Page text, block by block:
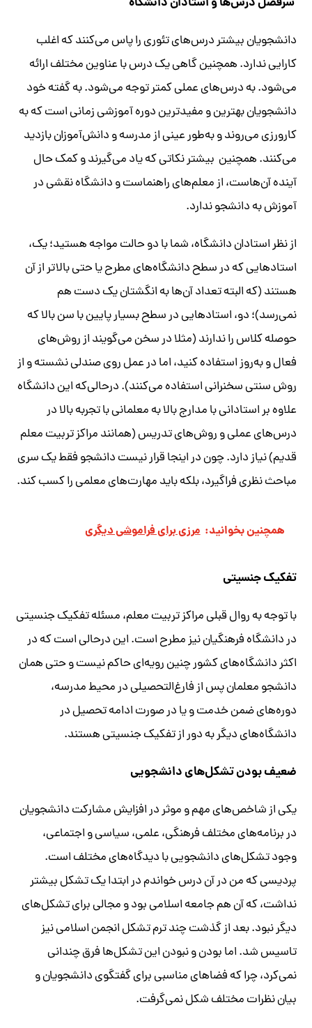
دانشجویان بیشتر درس‌های تئوری را پاس می‌کنند که اغلب
کارایی ندارد. همچنین گاهی یک درس با عناوین مختلف ارائه
می‌شود. به درس‌های عملی کمتر توجه می‌شود.‌ به گفته خود
دانشجویان بهترین و مفیدترین دوره آموزشی زمانی است که به
کارورزی می‌روند و به‌طور عینی از مدرسه و دانش‌آموزان بازدید
می‌کنند. همچنین بیشتر نکاتی که یاد می‌گیرند و کمک حال
آینده آن‌هاست، از معلم‌های راهنماست و دانشگاه نقشی در
آموزش به دانشجو ندارد.
از نظر استادان دانشگاه، شما با دو حالت مواجه هستید؛ یک،
استادهایی که در سطح دانشگاه‌های مطرح یا حتی بالاتر از آن
هستند (که البته تعداد آن‌ها به انگشتان یک دست هم
نمی‌رسد)؛ دو، استادهایی در سطح بسیار پایین با سن بالا که
حوصله کلاس را ندارند (مثلا در سخن می‌گویند از روش‌های
فعال و به‌روز استفاده کنید، اما در عمل روی صندلی نشسته و از
روش سنتی سخنرانی استفاده می‌کنند). درحالی‌که این دانشگاه
علاوه بر استادانی با مدارج بالا به معلمانی با تجربه بالا در
درس‌های عملی و روش‌های تدریس (همانند مراکز تربیت معلم
قدیم) نیاز دارد. چون در اینجا قرار نیست دانشجو فقط یک سری
مباحث نظری فرا‌‌‌گیرد، بلکه باید مهارت‌های معلمی را کسب کند.
همچنین بخوانید: مرزی برای فراموشی دیگری
تفکیک جنسیتی
با توجه به روال قبلی مراکز تربیت معلم، مسئله تفکیک جنسیتی
در دانشگاه‌ فرهنگیان نیز مطرح است. این درحالی‌ است که در
اکثر دانشگاه‌های کشور چنین رویه‌ای حاکم نیستو حتی همان
دانشجو معلمان پس از فارغ‌التحصیلی در محیط مدرسه،
دوره‌های ضمن خدمت و یا در صورت ادامه تحصیل در
دانشگاه‌های دیگر به دور از تفکیک جنسیتی هستند.
ضعیف بودن تشکل‌های دانشجویی
یکی از شاخص‌های مهم و موثر در افزایش مشارکت دانشجویان
در برنامه‌های مختلف فرهنگی، علمی، سیاسی و اجتماعی،
وجود تشکل‌های دانشجویی با دیدگاه‌های مختلف است.
پردیسی که من در آن درس خواندم در ابتدا یک تشکل بیشتر
نداشت، که آن هم جامعه اسلامی بود و مجالی برای تشکل‌های
دیگر نبود. بعد از گذشت چند ترم تشکل انجمن اسلامی نیز
تاسیس شد‌. اما بودن و نبودن این تشکل‌ها فرق چندانی
نمی‌کرد، چرا که فضاهای مناسبی برای گفتگو‌ی دانشجویان و
بیان نظرات مختلف شکل نمی‌گرفت.